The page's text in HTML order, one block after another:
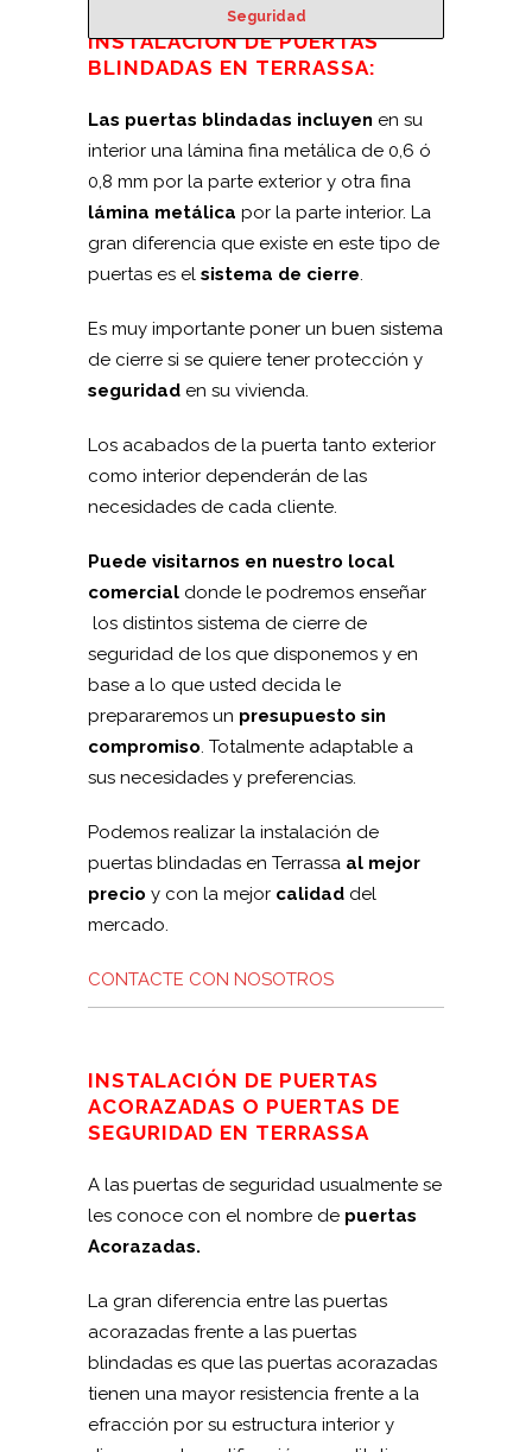
Seguridad
INSTALACIÓN DE PUERTAS
BLINDADAS EN TERRASSA:
Las puertas blindadas incluyen en su
interior una lámina fina metálica de 0,6 ó
0,8 mm por la parte exterior y otra fina
lámina metálica por la parte interior. La
gran diferencia que existe en este tipo de
puertas es el sistema de cierre.
Es muy importante poner un buen sistema
de cierre si se quiere tener protección y
seguridad en su vivienda.
Los acabados de la puerta tanto exterior
como interior dependerán de las
necesidades de cada cliente.
Puede visitarnos en nuestro local
comercial donde le podremos enseñar
los distintos sistema de cierre de
seguridad de los que disponemos y en
base a lo que usted decida le
prepararemos un presupuesto sin
compromiso. Totalmente adaptable a
sus necesidades y preferencias.
Podemos realizar la instalación de
puertas blindadas en Terrassa al mejor
precio y con la mejor calidad del
mercado.
CONTACTE CON NOSOTROS
INSTALACIÓN DE PUERTAS
ACORAZADAS O PUERTAS DE
SEGURIDAD EN TERRASSA
A las puertas de seguridad usualmente se
les conoce con el nombre de puertas
Acorazadas.
La gran diferencia entre las puertas
acorazadas frente a las puertas
blindadas es que las puertas acorazadas
tienen una mayor resistencia frente a la
efracción por su estructura interior y